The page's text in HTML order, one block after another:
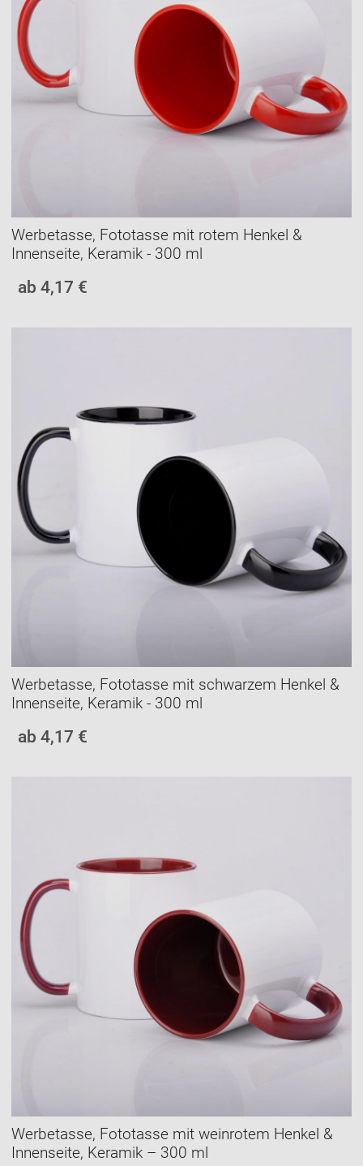
Werbetasse, Fototasse mit rotem Henkel &
Innenseite, Keramik - 300 ml
ab 4,17 €
Werbetasse, Fototasse mit schwarzem Henkel &
Innenseite, Keramik - 300 ml
ab 4,17 €
Werbetasse, Fototasse mit weinrotem Henkel &
Innenseite, Keramik – 300 ml